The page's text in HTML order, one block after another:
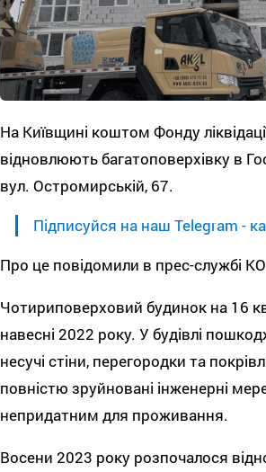
На Київщині коштом Фонду
відновлюють багатоповерхівку в
вул. Остромирській, 67.
Підписуйся на наш Telegram -
Про це повідомили в прес-службі
Чотириповерховий будинок на 16
навесні 2022 року. У будівлі
несучі стіни, перегородки та
повністю зруйновані інженерні
непридатним для проживання.
Восени 2023 року розпочалося